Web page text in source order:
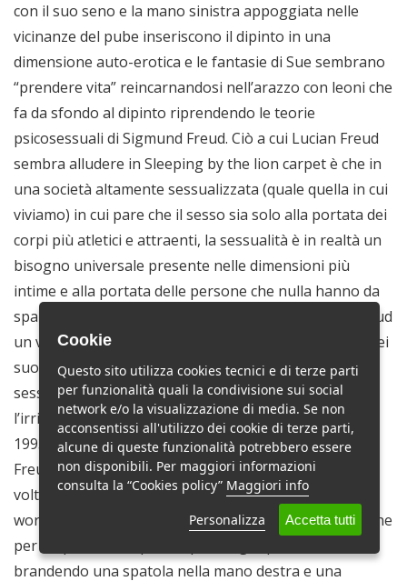
con il suo seno e la mano sinistra appoggiata nelle
vicinanze del pube inseriscono il dipinto in una
dimensione auto-erotica e le fantasie di Sue sembrano
“prendere vita” reincarnandosi nell’arazzo con leoni che
fa da sfondo al dipinto riprendendo le teorie
psicosessuali di Sigmund Freud. Ciò a cui Lucian Freud
sembra alludere in Sleeping by the lion carpet è che in
una società altamente sessualizzata (quale quella in cui
viviamo) in cui pare che il sesso sia solo alla portata dei
corpi più atletici e attraenti, la sessualità è in realtà un
bisogno universale presente nelle dimensioni più
intime e alla portata delle persone che nulla hanno da
spartire con i modelli sui cartelloni. Il nudo fu per Freud
un veicolo per esplorare l’essenza più intima e pura dei
suoi modelli e ciò lo portò a realizzare dipinti in cui il
sesso e la lussuria erano in costante relazione con
l’irrigidirsi dello spirito e la decadenza della carne. Nel
1993, poco dopo il suo settantesimo compleanno,
Freud dipinse un nudo integrale avente per la prima
volta un soggetto d’eccezione: sé stesso. In Painter
working, reflection , egli si rivolge nudo (fatta eccezione
per un paio di scarponi ai piedi) agli spettatori
brandendo una spatola nella mano destra e una
Cookie
Questo sito utilizza cookies tecnici e di terze parti
per funzionalità quali la condivisione sui social
network e/o la visualizzazione di media. Se non
acconsentissi all'utilizzo dei cookie di terze parti,
alcune di queste funzionalità potrebbero essere
non disponibili. Per maggiori informazioni
consulta la “Cookies policy” Maggiori info
Personalizza
Accetta tutti